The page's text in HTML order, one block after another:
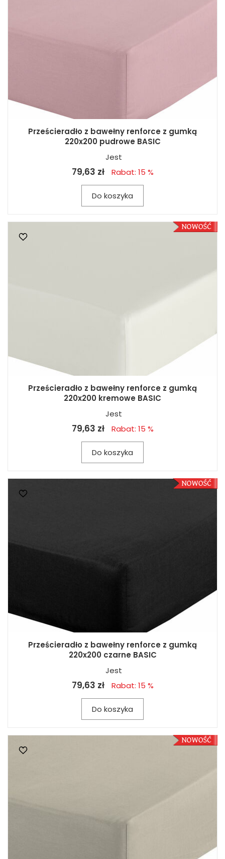
Prześcieradło z bawełny renforce z gumką
220x200 pudrowe BASIC
Jest
79,63 zł Rabat: 15 %
Do koszyka
Prześcieradło z bawełny renforce z gumką
220x200 kremowe BASIC
Jest
79,63 zł Rabat: 15 %
Do koszyka
Prześcieradło z bawełny renforce z gumką
220x200 czarne BASIC
Jest
79,63 zł Rabat: 15 %
Do koszyka